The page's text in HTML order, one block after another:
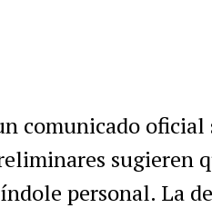
comunicado oficial
sugieren
personal. La